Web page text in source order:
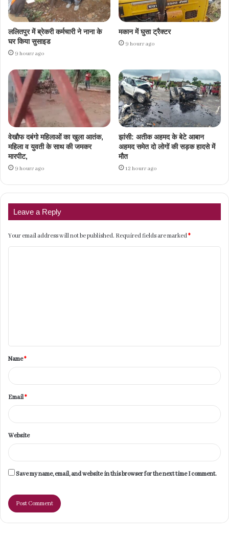
ललितपुर में ब्रेकरी कर्मचारी ने नाना के
घर किया सुसाइड
9 hours ago
मकान में घुसा ट्रैक्टर
9 hours ago
वेखौफ दबंगो महिलाओं का खुला आतंक,
महिला व युवती के साथ की जमकर
मारपीट,
9 hours ago
झांसी: अतीक अहमद के बेटे आबान
अहमद समेत दो लोगों की सड़क हादसे में
मौत
12 hours ago
Leave a Reply
Your email address will not be published. Required fields are marked*
t
*Name*
Email*
Website
Save my name, email, and website in this browser for the next time I comment.